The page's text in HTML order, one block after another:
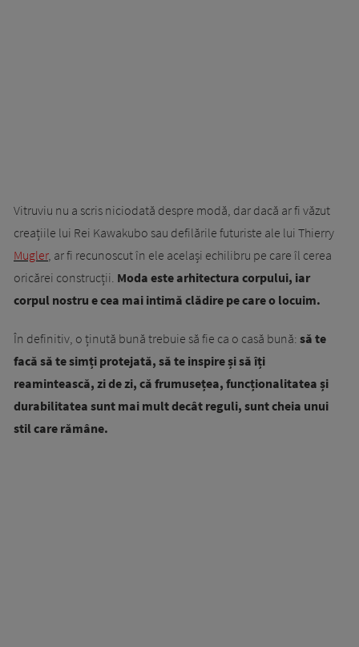
Vitruviu nu a scris niciodată despre modă, dar dacă ar fi văzut
creațiile lui Rei Kawakubo sau defilările futuriste ale lui Thierry
Mugler, ar fi recunoscut în ele același echilibru pe care îl cerea
oricărei construcții. Moda este arhitectura corpului, iar
corpul nostru e cea mai intimă clădire pe care o locuim.
În definitiv, o ținută bună trebuie să fie ca o casă bună: să te
facă să te simți protejată, să te inspire și să îți
reamintească, zi de zi, că frumusețea, funcționalitatea și
durabilitatea sunt mai mult decât reguli, sunt cheia unui
stil care rămâne.